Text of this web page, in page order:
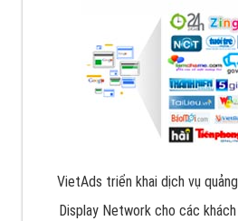
VietAds triển khai dịch vụ
Display Network cho các